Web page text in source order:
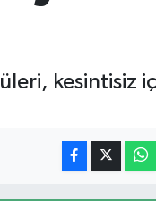
kesintisiz